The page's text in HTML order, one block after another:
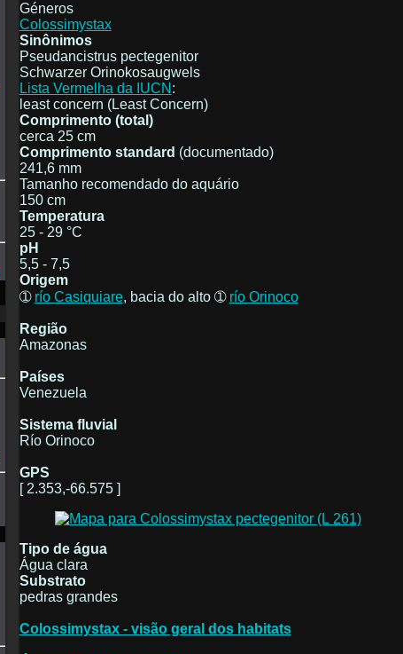
Géneros
Colossimystax
Sinônimos
Pseudancistrus pectegenitor
Schwarzer Orinokosaugwels
Lista Vermelha da IUCN :
least concern (Least Concern)
Comprimento (total)
cerca 25 cm
Comprimento standard (documentado)
241,6 mm
Tamanho recomendado do aquário
150 cm
Temperatura
25 - 29 °C
pH
5,5 - 7,5
Origem
➀ río Casiquiare, bacia do alto ➀ río Orinoco
Região
Amazonas
Países
Venezuela
Sistema fluvial
Río Orinoco
GPS
[ 2.353,-66.575 ]
Tipo de água
Água clara
Substrato
pedras grandes
Colossimystax - visão geral dos habitats